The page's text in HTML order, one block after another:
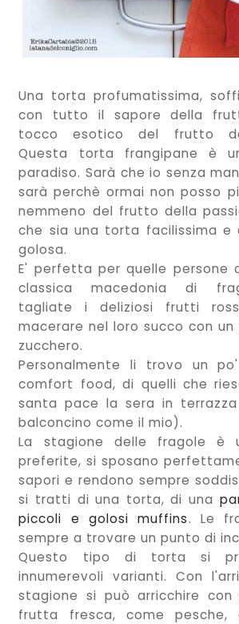
Una torta profumatissima,
con tutto il sapore della
tocco esotico del frutto
Questa torta frangipane è
paradiso. Sarà che io senza
sarà perchè ormai non posso
nemmeno del frutto della
che sia una torta facilissima e
golosa.
E' perfetta per quelle persone
classica macedonia di
tagliate i deliziosi frutti
macerare nel loro succo con
zucchero.
Personalmente li trovo un
comfort food, di quelli che
santa pace la sera in
balconcino come il mio).
La stagione delle fragole è
preferite, si sposano
sapori e rendono sempre
si tratti di una torta, di una
piccoli e golosi muffins. Le
sempre a trovare un punto di
Questo tipo di torta si
innumerevoli varianti. Con
stagione si può arricchire
frutta fresca, come pesche,